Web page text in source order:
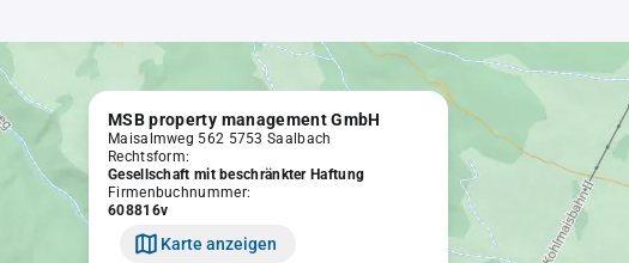
MSB property management GmbH
Maisalmweg 562 5753 Saalbach
Rechtsform:
Gesellschaft mit beschränkter Haftung
Firmenbuchnummer:
608816v
Karte anzeigen